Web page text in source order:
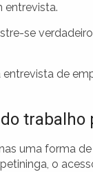
entrevista.
se
entrevista de
trabalho
uma forma
o